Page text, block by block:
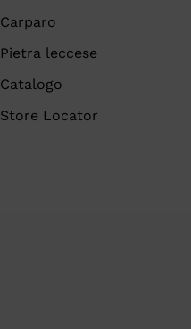
Carparo
Pietra leccese
Catalogo
Store Locator